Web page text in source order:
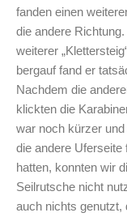
fanden einen
die andere
weiterer
bergauf fand er
Nachdem die
klickten die
war noch kürzer
die andere Uferseite
hatten, konnten wir
Seilrutsche nicht
auch nichts genutzt,